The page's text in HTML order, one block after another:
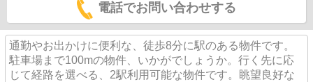
電話でお問い合わせする
通勤やお出かけに便利な、徒歩8分に駅のある物件です。
駐車場まで100mの物件、いかがでしょうか。行く先に応
じて経路を選べる、2駅利用可能な物件です。眺望良好な